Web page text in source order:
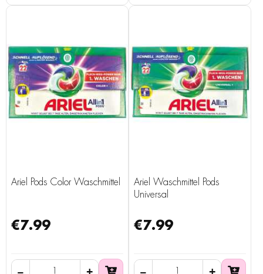
Ariel Pods Color Waschmittel
€7.99
Ariel Waschmittel Pods
Universal
€7.99